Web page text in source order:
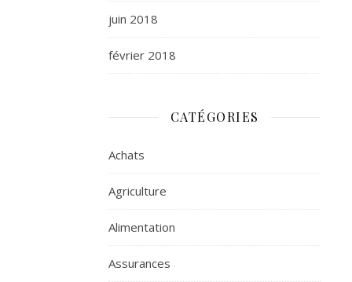
juin 2018
février 2018
CATÉGORIES
Achats
Agriculture
Alimentation
Assurances